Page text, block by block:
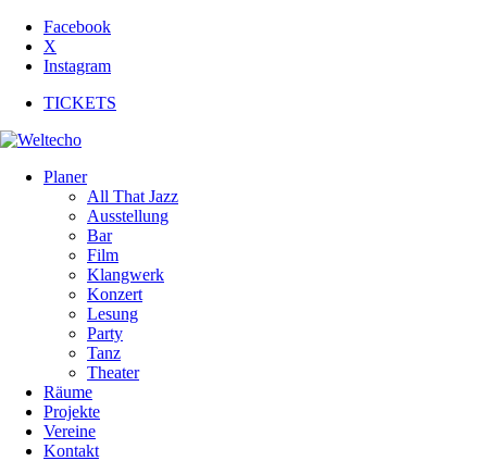
Facebook
X
Instagram
TICKETS
Planer
All That Jazz
Ausstellung
Bar
Film
Klangwerk
Konzert
Lesung
Party
Tanz
Theater
Räume
Projekte
Vereine
Kontakt